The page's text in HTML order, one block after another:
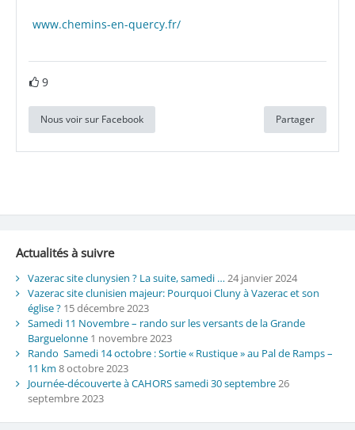
www.chemins-en-quercy.fr/
9
Nous voir sur Facebook Partager
Actualités à suivre
Vazerac site clunysien ? La suite, samedi … 24 janvier 2024
Vazerac site clunisien majeur: Pourquoi Cluny à Vazerac et son
église ? 15 décembre 2023
Samedi 11 Novembre – rando sur les versants de la Grande
Barguelonne 1 novembre 2023
Rando Samedi 14 octobre : Sortie « Rustique » au Pal de Ramps –
11 km 8 octobre 2023
Journée-découverte à CAHORS samedi 30 septembre26
septembre 2023